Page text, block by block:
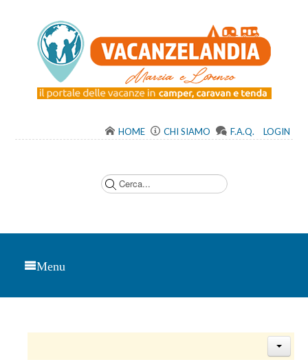
HOME CHI SIAMO F.A.Q. LOGIN
Menu